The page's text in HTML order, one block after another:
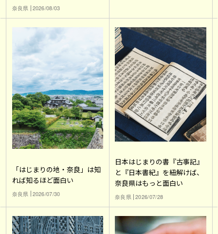
奈良県 2026/08/03
「はじまりの地・奈良」は知
れば知るほど面白い
奈良県 2026/07/30
日本はじまりの書『古事記』
と『日本書紀』を紐解けば、
奈良県はもっと面白い
奈良県 2026/07/28